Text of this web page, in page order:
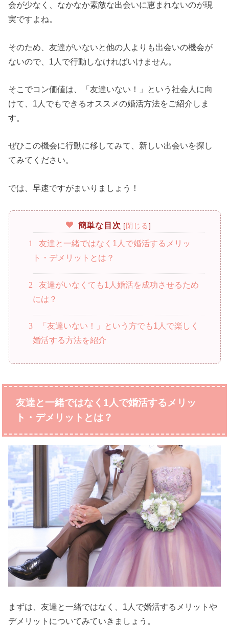
会が少なく、なかなか素敵な出会いに恵まれないのが現
実ですよね。
そのため、友達がいないと他の人よりも出会いの機会が
ないので、1人で行動しなければいけません。
そこでコン価値は、「友達いない！」という社会人に向
けて、1人でもできるオススメの婚活方法をご紹介しま
す。
ぜひこの機会に行動に移してみて、新しい出会いを探し
てみてください。
では、早速ですがまいりましょう！
簡単な目次 [閉じる]
1
友達と一緒ではなく1人で婚活するメリッ
ト・デメリットとは？
2
友達がいなくても1人婚活を成功させるため
には？
3
「友達いない！」という方でも1人で楽しく
婚活する方法を紹介
友達と一緒ではなく1人で婚活するメリッ
ト・デメリットとは？
まずは、友達と一緒ではなく、1人で婚活するメリットや
デメリットについてみていきましょう。